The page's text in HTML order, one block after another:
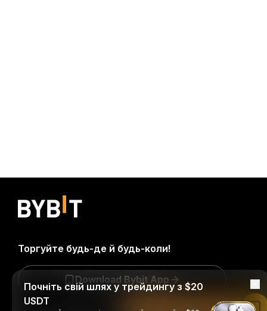
Торгуйте будь-де й будь-коли!
Download Bybit App
Почніть свій шлях у трейдингу з $20
USDT
Читати в застосунку Bybit